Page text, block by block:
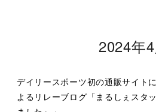
2024年4
デイリースポーツ初の通販サイト
よるリレーブログ「まるしぇスタ